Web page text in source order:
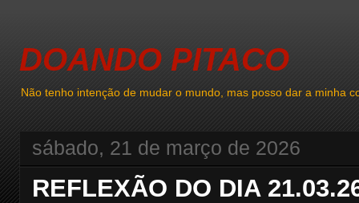
DOANDO PITACO
Não tenho intenção de mudar o mundo, mas posso dar a minha
sábado, 21 de março de 2026
REFLEXÃO DO DIA